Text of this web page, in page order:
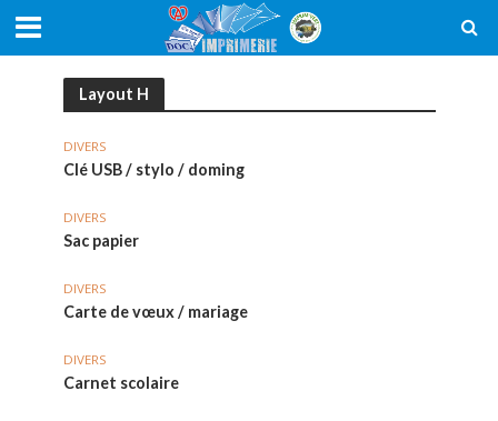
Layout H
DIVERS
Clé USB / stylo / doming
DIVERS
Sac papier
DIVERS
Carte de vœux / mariage
DIVERS
Carnet scolaire